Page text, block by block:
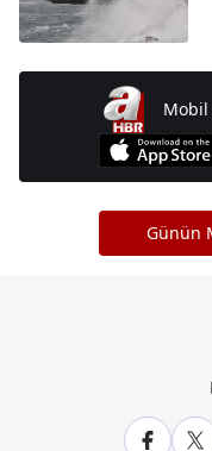
Mobil
Günün